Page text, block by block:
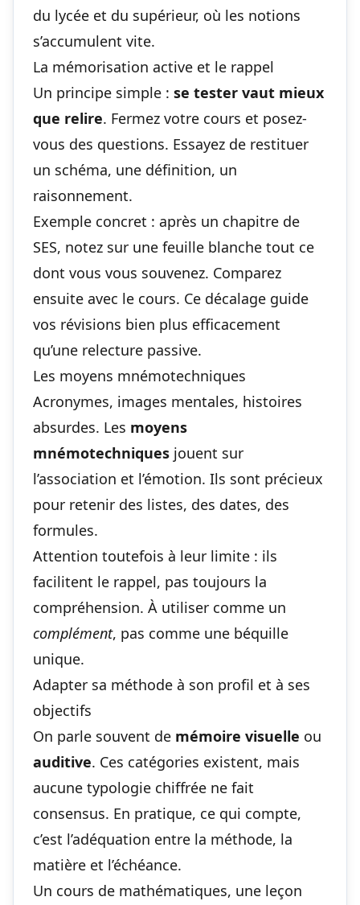
du lycée et du supérieur, où les notions
s’accumulent vite.
La mémorisation active et le rappel
Un principe simple : se tester vaut mieux
que relire. Fermez votre cours et posez-
vous des questions. Essayez de restituer
un schéma, une définition, un
raisonnement.
Exemple concret : après un chapitre de
SES, notez sur une feuille blanche tout ce
dont vous vous souvenez. Comparez
ensuite avec le cours. Ce décalage guide
vos révisions bien plus efficacement
qu’une relecture passive.
Les moyens mnémotechniques
Acronymes, images mentales, histoires
absurdes. Les moyens
mnémotechniques jouent sur
l’association et l’émotion. Ils sont précieux
pour retenir des listes, des dates, des
formules.
Attention toutefois à leur limite : ils
facilitent le rappel, pas toujours la
compréhension. À utiliser comme un
complément, pas comme une béquille
unique.
Adapter sa méthode à son profil et à ses
objectifs
On parle souvent de mémoire visuelle ou
auditive. Ces catégories existent, mais
aucune typologie chiffrée ne fait
consensus. En pratique, ce qui compte,
c’est l’adéquation entre la méthode, la
matière et l’échéance.
Un cours de mathématiques, une leçon